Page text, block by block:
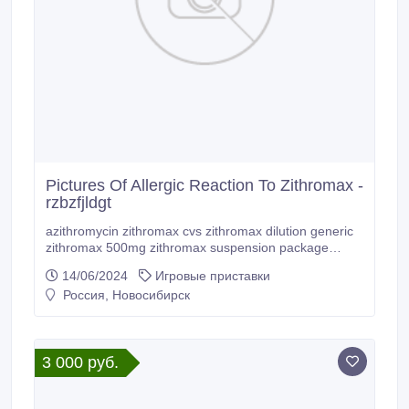
нашим гарантом или рассмотрим вашего.
Pictures Of Allergic Reaction To Zithromax -
rzbzfjldgt
azithromycin zithromax cvs zithromax dilution generic
zithromax 500mg zithromax suspension package
14/06/2024
Игровые приставки
Россия, Новосибирск
3 000 руб.